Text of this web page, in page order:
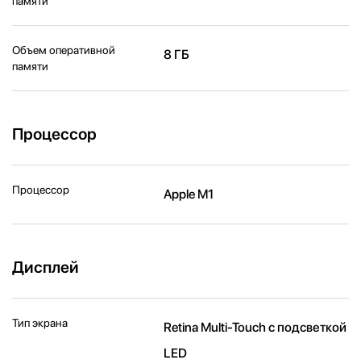
Объем оперативной
памяти
8 ГБ
Процессор
Процессор Apple M1
Дисплей
Тип экрана
Retina Multi-Touch с подсветкой
LED